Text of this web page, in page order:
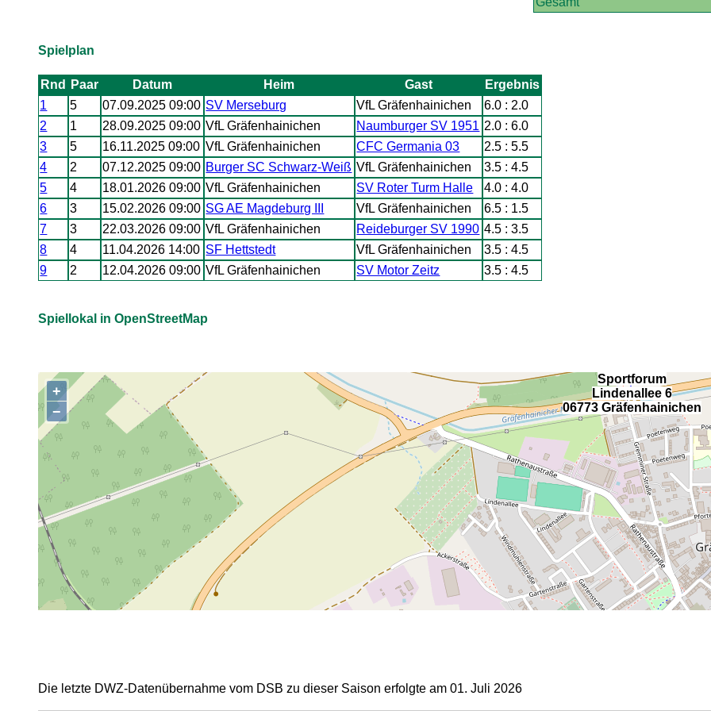
Spielplan
Rnd Paar Datum Heim Gast
Ergebnis
1
5 07.09.2025 09:00 SV Merseburg VfL Gräfenhainichen
6.0 : 2.0
2
1 28.09.2025 09:00 VfL Gräfenhainichen Naumburger SV 1951 2.0 : 6.0
3
5 16.11.2025 09:00 VfL Gräfenhainichen CFC Germania 03
2.5 : 5.5
4
2 07.12.2025 09:00 Burger SC Schwarz-Weiß VfL Gräfenhainichen
3.5 : 4.5
5
4 18.01.2026 09:00 VfL Gräfenhainichen SV Roter Turm Halle
4.0 : 4.0
6
3 15.02.2026 09:00 SG AE Magdeburg III VfL Gräfenhainichen
6.5 : 1.5
7
3 22.03.2026 09:00 VfL Gräfenhainichen Reideburger SV 1990 4.5 : 3.5
8
4 11.04.2026 14:00 SF Hettstedt VfL Gräfenhainichen
3.5 : 4.5
9
2 12.04.2026 09:00 VfL Gräfenhainichen SV Motor Zeitz 3.5 : 4.5
Spiellokal in OpenStreetMap
+
−
Sportforum
Lindenallee 6
06773 Gräfenhainichen
,
Die letzte DWZ-Datenübernahme vom DSB zu dieser Saison erfolgte am 01. Juli 2026